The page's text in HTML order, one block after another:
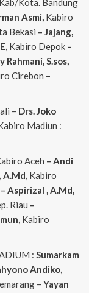
Kota. Bandung
Asmi, Kabiro
Bekasi – Jajang,
Kabiro Depok–
Rahmani, S.sos,
Cirebon –
– Drs. Joko
Madiun :
Aceh – Andi
A.Md, Kabiro
Aspirizal , A.Md,
Riau –
Kabiro
: Sumarkam
Andiko,
– Yayan